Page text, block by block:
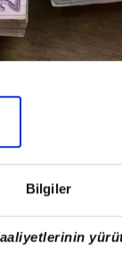
Bilgiler
5 AYLIK
açıkladığı
yüzde